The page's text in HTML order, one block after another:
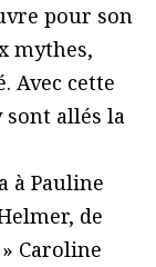
pour son
mythes,
Avec cette
sont allés la
à Pauline
de
Caroline